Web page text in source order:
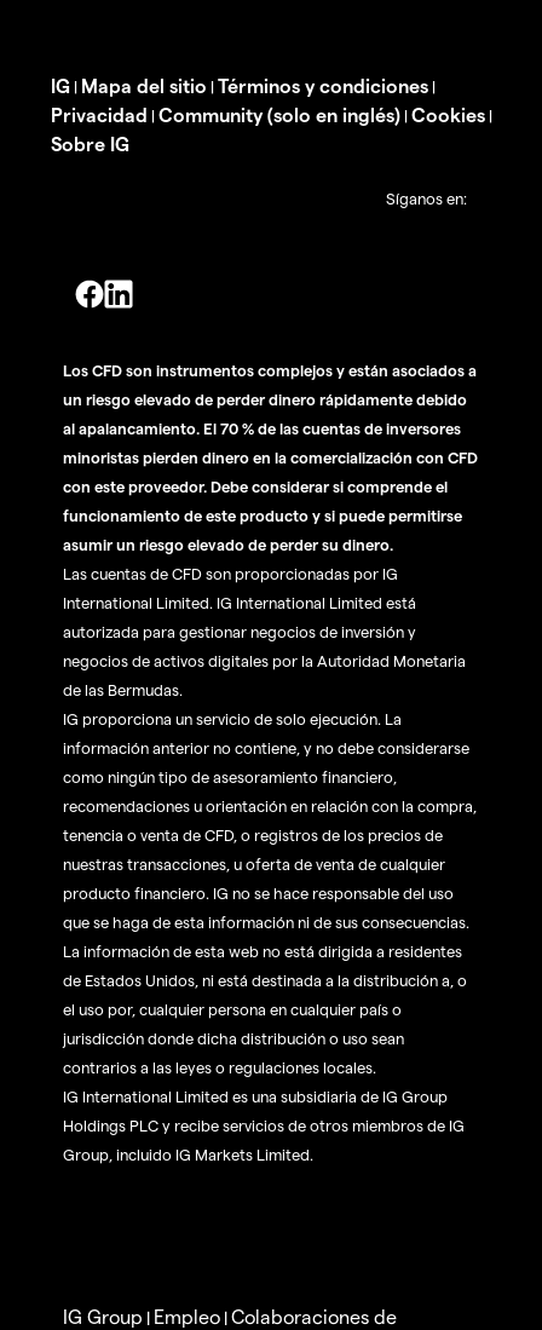
IG | Mapa del sitio | Términos y condiciones |
Privacidad | Community (solo en inglés) | Cookies |
Sobre IG
Síganos en:
Los CFD son instrumentos complejos y están asociados a
un riesgo elevado de perder dinero rápidamente debido
al apalancamiento. El 70 % de las cuentas de inversores
minoristas pierden dinero en la comercialización con CFD
con este proveedor. Debe considerar si comprende el
funcionamiento de este producto y si puede permitirse
asumir un riesgo elevado de perder su dinero.
Las cuentas de CFD son proporcionadas por IG
International Limited. IG International Limited está
autorizada para gestionar negocios de inversión y
negocios de activos digitales por la Autoridad Monetaria
de las Bermudas.
IG proporciona un servicio de solo ejecución. La
información anterior no contiene, y no debe considerarse
como ningún tipo de asesoramiento financiero,
recomendaciones u orientación en relación con la compra,
tenencia o venta de CFD, o registros de los precios de
nuestras transacciones, u oferta de venta de cualquier
producto financiero. IG no se hace responsable del uso
que se haga de esta información ni de sus consecuencias.
La información de esta web no está dirigida a residentes
de Estados Unidos, ni está destinada a la distribución a, o
el uso por, cualquier persona en cualquier país o
jurisdicción donde dicha distribución o uso sean
contrarios a las leyes o regulaciones locales.
IG International Limited es una subsidiaria de IG Group
Holdings PLC y recibe servicios de otros miembros de IG
Group, incluido IG Markets Limited.
IG Group | Empleo |Colaboraciones de